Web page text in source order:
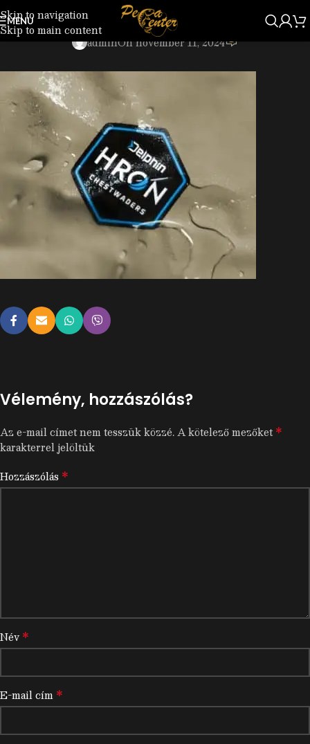
Skip to navigation
Skip to main content
MENU 101000586_5.jpg
adminOn november 11, 2024
Vélemény, hozzászólás?
Az e-mail címet nem tesszük közzé.A kötelező mezőket*
karakterrel jelöltük
Hozzászólás *
Név *
E-mail cím *